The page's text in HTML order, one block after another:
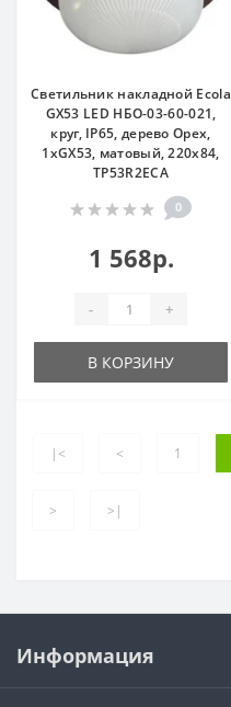
Светильник накладной Ecola
GX53 LED НБО-03-60-021,
круг, IP65, дерево Орех,
1xGX53, матовый, 220х84,
TP53R2ECA
0
1 568р.
- +
В КОРЗИНУ
|< < 1
> >|
Информация